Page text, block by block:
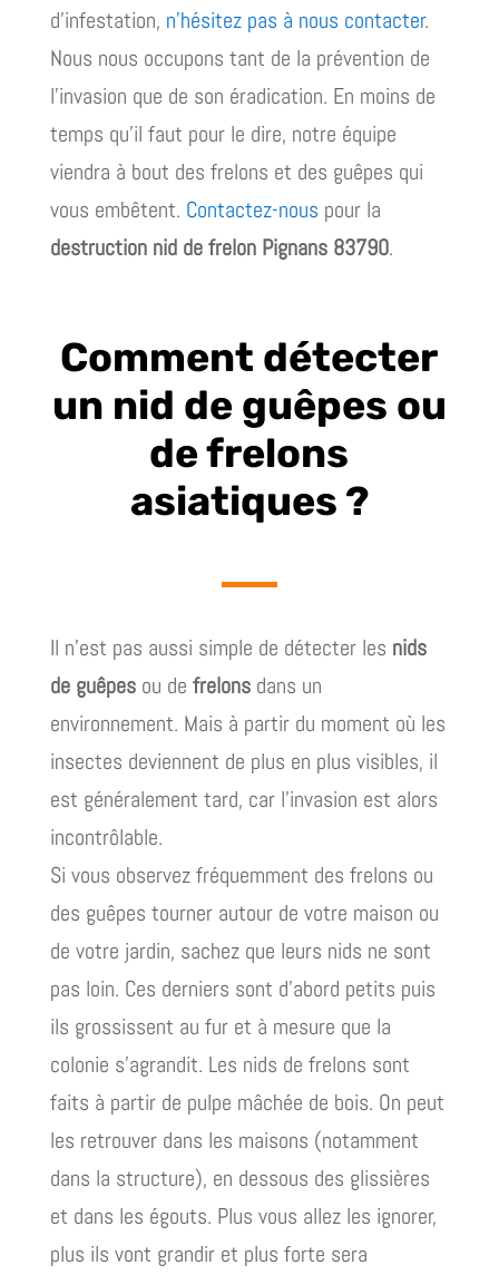
d’infestation, n’hésitez pas à nous contacter.
Nous nous occupons tant de la prévention de
l’invasion que de son éradication. En moins de
temps qu’il faut pour le dire, notre équipe
viendra à bout des frelons et des guêpes qui
vous embêtent. Contactez-nous pour la
destruction nid de frelon Pignans 83790.
Comment détecter
un nid de guêpes ou
de frelons
asiatiques ?
Il n’est pas aussi simple de détecter les nids
de guêpesou de frelonsdans un
environnement. Mais à partir du moment où les
insectes deviennent de plus en plus visibles, il
est généralement tard, car l’invasion est alors
incontrôlable.
Si vous observez fréquemment des frelons ou
des guêpes tourner autour de votre maison ou
de votre jardin, sachez que leurs nids ne sont
pas loin. Ces derniers sont d’abord petits puis
ils grossissent au fur et à mesure que la
colonie s’agrandit. Les nids de frelons sont
faits à partir de pulpe mâchée de bois. On peut
les retrouver dans les maisons (notamment
dans la structure), en dessous des glissières
et dans les égouts. Plus vous allez les ignorer,
plus ils vont grandir et plus forte sera